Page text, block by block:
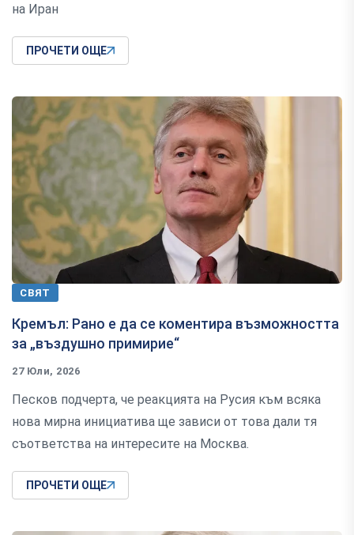
на Иран
ПРОЧЕТИ ОЩЕ
СВЯТ
Кремъл: Рано е да се коментира възможността
за „въздушно примирие“
27 Юли, 2026
Песков подчерта, че реакцията на Русия към всяка
нова мирна инициатива ще зависи от това дали тя
съответства на интересите на Москва.
ПРОЧЕТИ ОЩЕ